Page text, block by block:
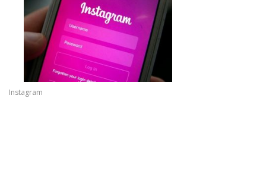
Instagram